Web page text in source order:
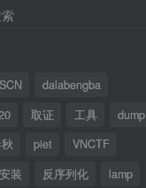
dalabengba
取证 工具
dump
piet
VNCTF
安装 反序列化
lamp